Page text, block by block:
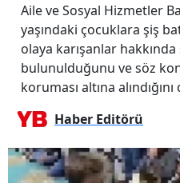
Aile ve Sosyal Hizmetler
yaşındaki çocuklara şiş
olaya karışanlar
bulunulduğunu ve söz
koruması altına
Haber Editörü